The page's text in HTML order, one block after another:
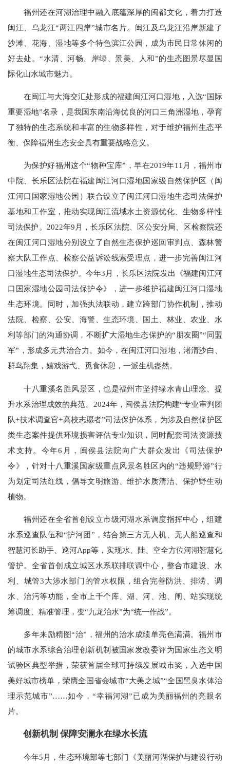
福州还在河湖治理中融入底蕴深厚的闽都文化，着力打造
闽江、乌龙江“两江四岸”城市名片。闽江及乌龙江沿岸新建了
沙滩、花海、湿地等多个特色滨江公园，成为市民日常休闲的
好去处。“水清、河畅、岸绿、景美、人和”的生态图景尽显国
际化山水城市魅力。
在闽江与大海交汇处形成的福建闽江河口湿地，入选“国际
重要湿地”名录，是我国东南沿海优良的河口三角洲湿地，孕育
了独特的生态系统和丰富的生物多样性，对于维护福州生态平
衡、保障福州生态安全具有重要战略意义。
为保护好福州这个“物种宝库”，早在2019年11月，福州市
中院、长乐区法院在福建闽江河口湿地国家级自然保护区（闽
江河口国家湿地公园）联合设立了闽江河口湿地生态司法保护
基地和工作室，推动实现闽江流域水土资源优化、生物多样性
司法保护。2022年9月，长乐区法院、区公安分局、区检察院还
在闽江河口湿地分别设立了自然生态保护巡回审判点、森林警
察大队工作点、检察公益诉讼线索受理点，进一步完善闽江河
口湿地生态司法保护。今年3月，长乐区法院发出《福建闽江河
口国家湿地公园司法保护令》，进一步维护福建闽江河口湿地
生态环境。同时，加强执法联动，建立跨部门协作机制，推动
法院、检察、公安、海警、生态环境、国土、林业、农业、水
利等部门的沟通协调，不断扩大湿地生态保护的“朋友圈”“同盟
军”，形成多元共治合力。如今，在闽江河口湿地，渚清沙白、
群鸟翔集，嬉戏游弋、觅食休憩，一派生机盎然。
十八重溪名胜风景区，也是福州市坚持绿水青山理念、提
升水系治理成效的典范。2024年，闽侯县法院构建“专业审判团
队+技术调查官+高校志愿者”司法保护体系，为涉及自然保护区
类生态案件提供环境损害评估专业知识，同时配套司法资源技
术支持。今年6月，闽侯县法院向广大群众发出《司法保护
令》，针对十八重溪国家级重点风景名胜区内的“违规野游”行
为划定司法红线，倡导文明旅游、维护水质清洁、保护野生动
植物。
福州还在全省首创设立市级河湖水系调度指挥中心，组建
水系巡查队伍和“护河团”，结合第三方无人机、无人船巡查和
智慧河长助手、巡河App等，实现水、陆、空全方位河湖智慧化
管护。全省首创成立城区水系联排联调中心，整合市建设、水
利、城管3大涉水部门的管水权限，组合完善防洪、排涝、调
水、治污等功能，全市上千个库、湖、河、池、闸、站实现统
筹调度、精准管理，变“九龙治水”为“统一作战”。
多年来励精图“治”，福州的治水成绩单亮色满满。福州市
的城市水系综合治理创新机制被国家发改委评为国家生态文明
试验区典型举措，荣获首届全球可持续发展城市奖，入选中国
美好城市榜单，荣膺全国省会城市“大美之城”“全国黑臭水体治
理示范城市”……如今，“幸福河湖”已成为美丽福州的亮眼名
片。
创新机制 保障安澜永在绿水长流
今年5月，生态环境部等七部门《美丽河湖保护与建设行动